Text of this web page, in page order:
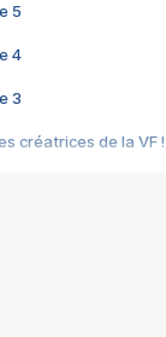
5
4
3
créatrices de la VF !